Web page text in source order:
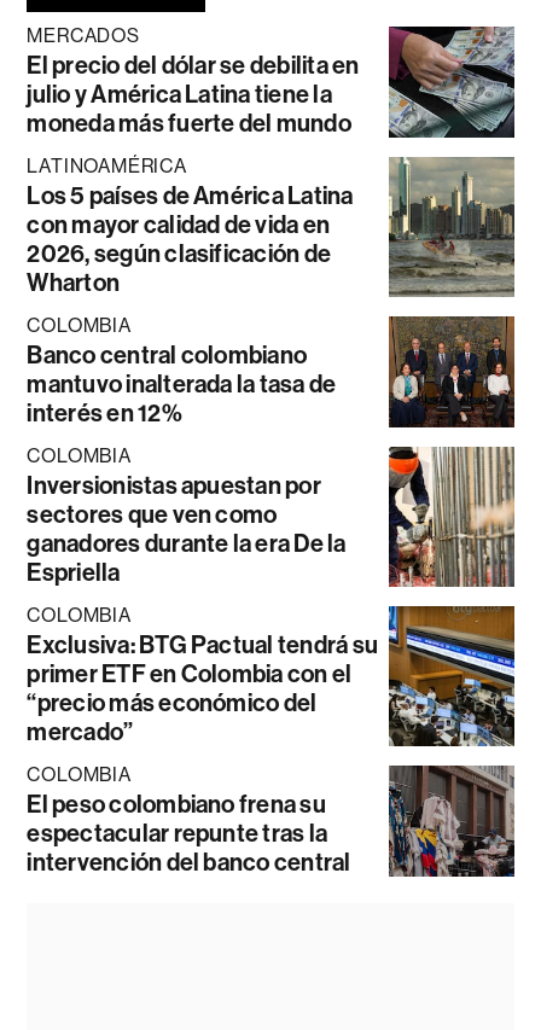
MERCADOS
El precio del dólar se debilita en
julio y América Latina tiene la
moneda más fuerte del mundo
LATINOAMÉRICA
Los 5 países de América Latina
con mayor calidad de vida en
2026, según clasificación de
Wharton
COLOMBIA
Banco central colombiano
mantuvo inalterada la tasa de
interés en 12%
COLOMBIA
Inversionistas apuestan por
sectores que ven como
ganadores durante la era De la
Espriella
COLOMBIA
Exclusiva: BTG Pactual tendrá su
primer ETF en Colombia con el
“precio más económico del
mercado”
COLOMBIA
El peso colombiano frena su
espectacular repunte tras la
intervención del banco central